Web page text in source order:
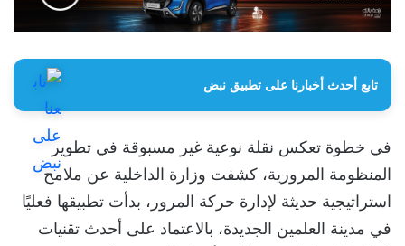
تابع أحدث أخبارنا على تطبيق نبض
في خطوة تعكس نقلة نوعية غير مسبوقة في تطوير
المنظومة المرورية، كشفت وزارة الداخلية عن ملامح
استراتيجية حديثة لإدارة حركة المرور، بدأت تطبيقها فعليًا
في مدينة العلمين الجديدة، بالاعتماد على أحدث تقنيات